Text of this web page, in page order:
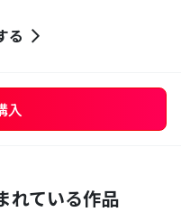
る
入
れている作品